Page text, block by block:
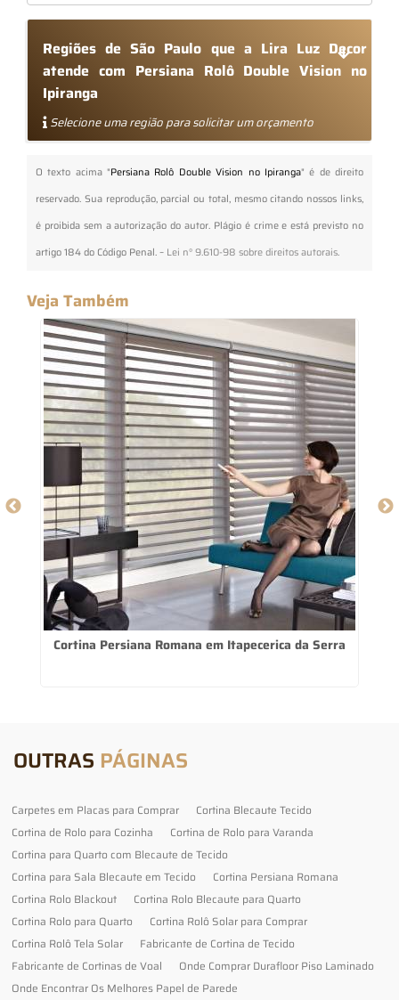
Regiões de São Paulo que a Lira Luz Decor
atende com Persiana Rolô Double Vision no
Ipiranga
Selecione uma região para solicitar um orçamento
O texto acima "Persiana Rolô Double Vision no Ipiranga" é de direito
reservado. Sua reprodução, parcial ou total, mesmo citando nossos links,
é proibida sem a autorização do autor. Plágio é crime e está previsto no
artigo 184 do Código Penal. – Lei n° 9.610-98 sobre direitos autorais.
Veja Também
Cortina Persiana Romana em Itapecerica da Serra
OUTRAS PÁGINAS
Carpetes em Placas para Comprar
Cortina Blecaute Tecido
Cortina de Rolo para Cozinha
Cortina de Rolo para Varanda
Cortina para Quarto com Blecaute de Tecido
Cortina para Sala Blecaute em Tecido
Cortina Persiana Romana
Cortina Rolo Blackout
Cortina Rolo Blecaute para Quarto
Cortina Rolo para Quarto
Cortina Rolô Solar para Comprar
Cortina Rolô Tela Solar
Fabricante de Cortina de Tecido
Fabricante de Cortinas de Voal
Onde Comprar Durafloor Piso Laminado
Onde Encontrar Os Melhores Papel de Parede